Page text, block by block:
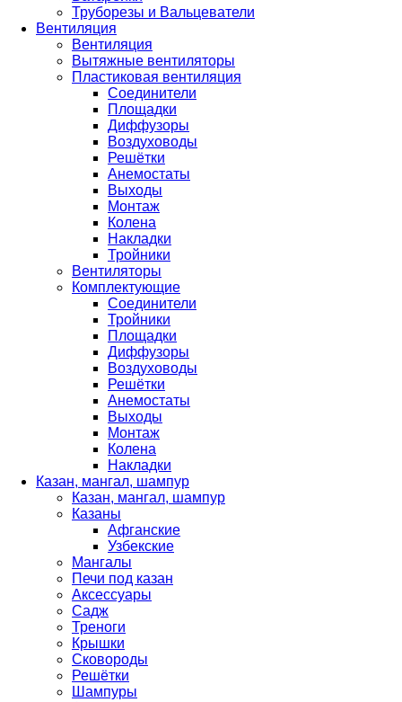
Труборезы и Вальцеватели
Вентиляция
Вентиляция
Вытяжные вентиляторы
Пластиковая вентиляция
Соединители
Площадки
Диффузоры
Воздуховоды
Решётки
Анемостаты
Выходы
Монтаж
Колена
Накладки
Тройники
Вентиляторы
Комплектующие
Соединители
Тройники
Площадки
Диффузоры
Воздуховоды
Решётки
Анемостаты
Выходы
Монтаж
Колена
Накладки
Казан, мангал, шампур
Казан, мангал, шампур
Казаны
Афганские
Узбекские
Мангалы
Печи под казан
Аксессуары
Садж
Треноги
Крышки
Сковороды
Решётки
Шампуры